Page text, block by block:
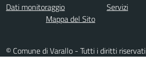
Dati monitoraggio Servizi
Mappa del Sito
© Comune di Varallo - Tutti i diritti riservati